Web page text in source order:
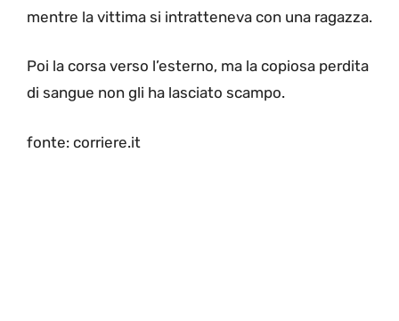
mentre la vittima si intratteneva con una ragazza.
Poi la corsa verso l’esterno, ma la copiosa perdita
di sangue non gli ha lasciato scampo.
fonte: corriere.it